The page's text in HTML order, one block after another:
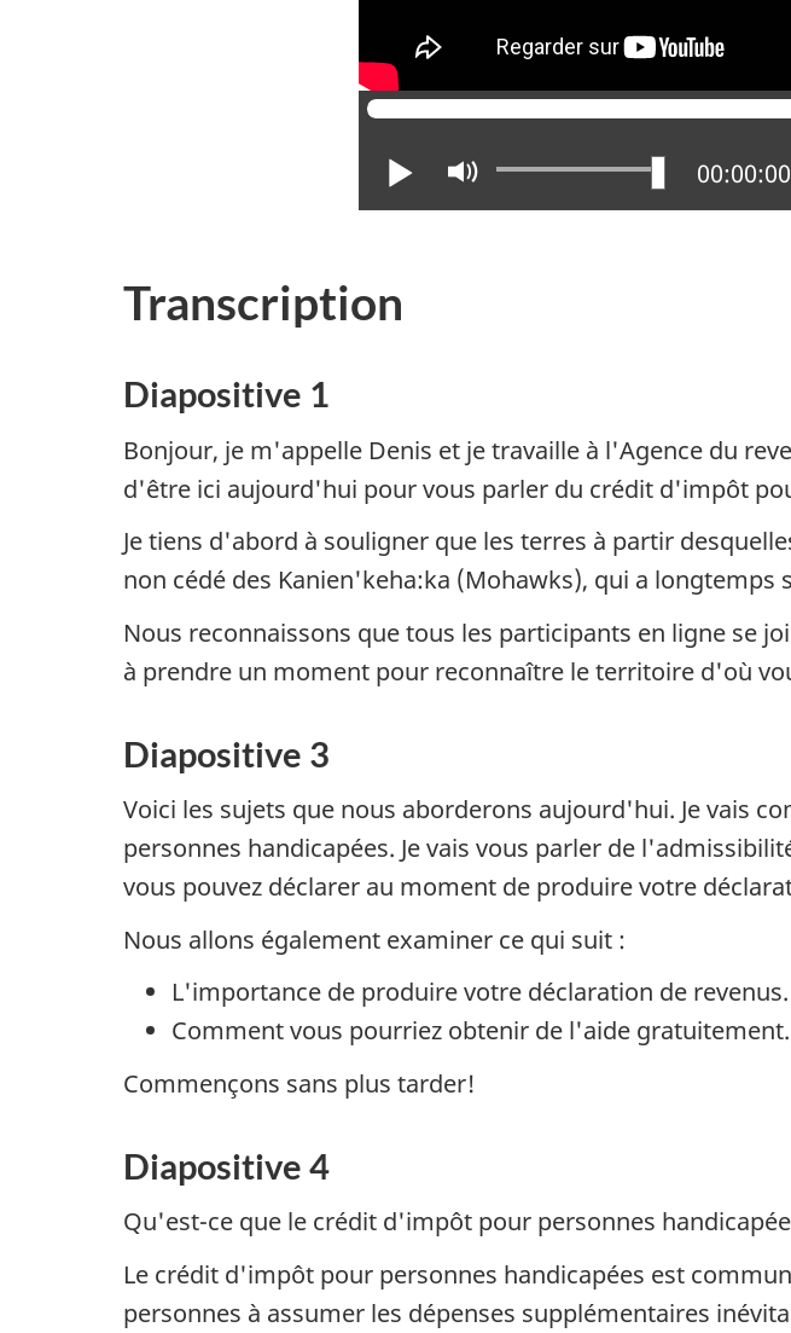
Lire
Activer
le
00:00:00
Transcription
Diapositive 1
Bonjour, je m'appelle Denis et je travaille à l'Agence du
d'être ici aujourd'hui pour vous parler du crédit d'impôt
Je tiens d'abord à souligner que les terres à partir
non cédé des Kanien'keha:ka (Mohawks), qui a
Nous reconnaissons que tous les participants en ligne se
à prendre un moment pour reconnaître le territoire d'où
Diapositive 3
Voici les sujets que nous aborderons aujourd'hui. Je vais
personnes handicapées. Je vais vous parler de
vous pouvez déclarer au moment de produire votre
Nous allons également examiner ce qui suit :
L'importance de produire votre déclaration de revenus.
Comment vous pourriez obtenir de l'aide gratuitement.
Commençons sans plus tarder!
Diapositive 4
Qu'est-ce que le crédit d'impôt pour personnes
Le crédit d'impôt pour personnes handicapées est
personnes à assumer les dépenses supplémentaires